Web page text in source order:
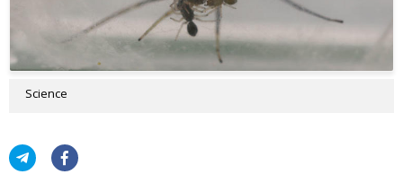
Science